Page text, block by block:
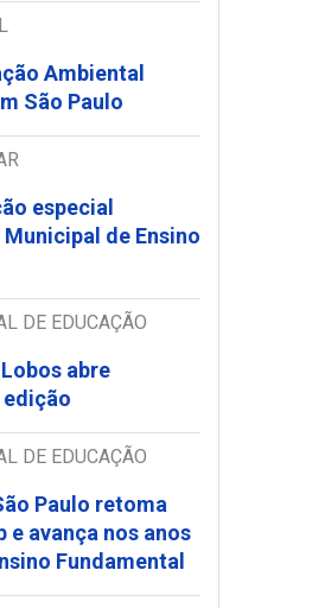
Ambiental
São Paulo
especial
Municipal de Ensino
DE EDUCAÇÃO
abre
edição
DE EDUCAÇÃO
Paulo retoma
e avança nos anos
Fundamental